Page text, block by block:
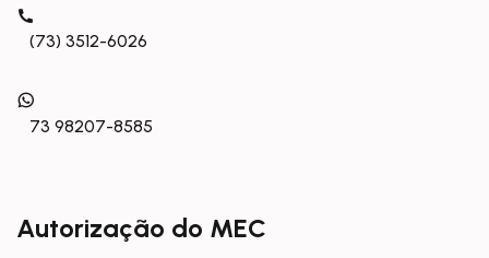
(73) 3512-6026
73 98207-8585
Autorização do MEC